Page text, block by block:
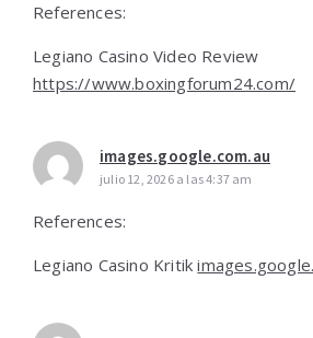
References:
Legiano Casino Video Review
https://www.boxingforum24.com/
images.google.com.au
julio 12, 2026 a las 4:37 am
References:
Legiano Casino Kritik